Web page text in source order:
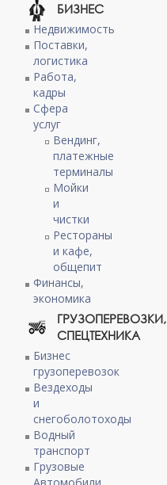
БИЗНЕС
Недвижимость
Поставки,
логистика
Работа,
кадры
Сфера
услуг
Вендинг,
платежные
терминалы
Мойки
и
чистки
Рестораны
и кафе,
общепит
Финансы,
экономика
ГРУЗОПЕРЕВОЗКИ,
СПЕЦТЕХНИКА
Бизнес
грузоперевозок
Вездеходы
и
снегоболотоходы
Водный
транспорт
Грузовые